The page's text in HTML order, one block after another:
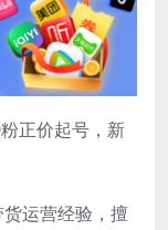
正价起号，新
运营经验，擅